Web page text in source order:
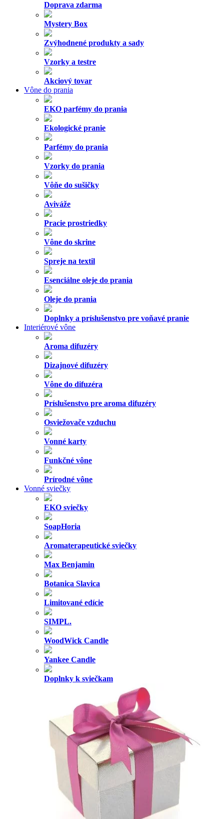
Doprava zdarma
Mystery Box
Zvýhodnené produkty a sady
Vzorky a testre
Akciový tovar
Vône do prania
EKO parfémy do prania
Ekologické pranie
Parfémy do prania
Vzorky do prania
Vôňe do sušičky
Aviváže
Pracie prostriedky
Vône do skrine
Spreje na textil
Esenciálne oleje do prania
Oleje do prania
Doplnky a príslušenstvo pre voňavé pranie
Interiérové vône
Aroma difuzéry
Dizajnové difuzéry
Vône do difuzéra
Príslušenstvo pre aroma difuzéry
Osviežovače vzduchu
Vonné karty
Funkčné vône
Prírodné vône
Vonné sviečky
EKO sviečky
SoapHoria
Aromaterapeutické sviečky
Max Benjamin
Botanica Slavica
Limitované edície
SIMPL.
WoodWick Candle
Yankee Candle
Doplnky k sviečkam